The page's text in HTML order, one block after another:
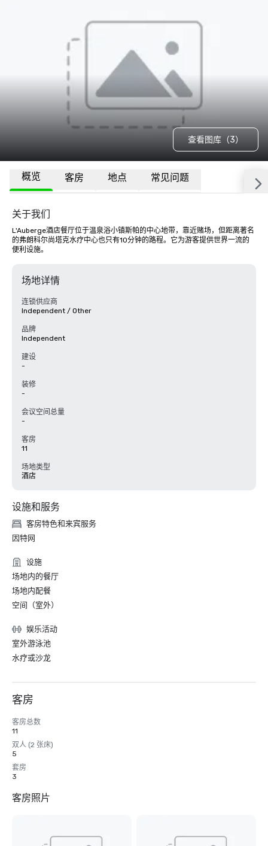
查看图库（3）
概览 客房 地点 常见问题
关于我们
L'Auberge酒店餐厅位于温泉浴小镇斯帕的中心地带，靠近赌场，但距离著名
的弗朗科尔尚塔克水疗中心也只有10分钟的路程。它为游客提供世界一流的
便利设施。
场地详情
连锁供应商
Independent / Other
品牌
Independent
建设
-
装修
-
会议空间总量
-
客房
11
场地类型
酒店
设施和服务
客房特色和来宾服务
因特网
设施
场地内的餐厅
场地内配餐
空间（室外）
娱乐活动
室外游泳池
水疗或沙龙
客房
客房总数
11
双人 (2 张床)
5
套房
3
客房照片